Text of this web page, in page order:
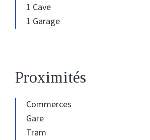
1 Cave
1 Garage
Proximités
Commerces
Gare
Tram